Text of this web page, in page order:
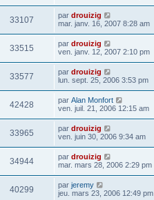
33107 par drouizig
mar. janv. 16, 2007 8:28 am
33515 par drouizig
ven. janv. 12, 2007 2:10 pm
33577 par drouizig
lun. sept. 25, 2006 3:53 pm
42428 par Alan Monfort
ven. juil. 21, 2006 12:15 am
33965 par drouizig
ven. juin 30, 2006 9:34 am
34944 par drouizig
mar. mars 28, 2006 2:29 pm
40299 par jeremy
jeu. mars 23, 2006 12:49 pm